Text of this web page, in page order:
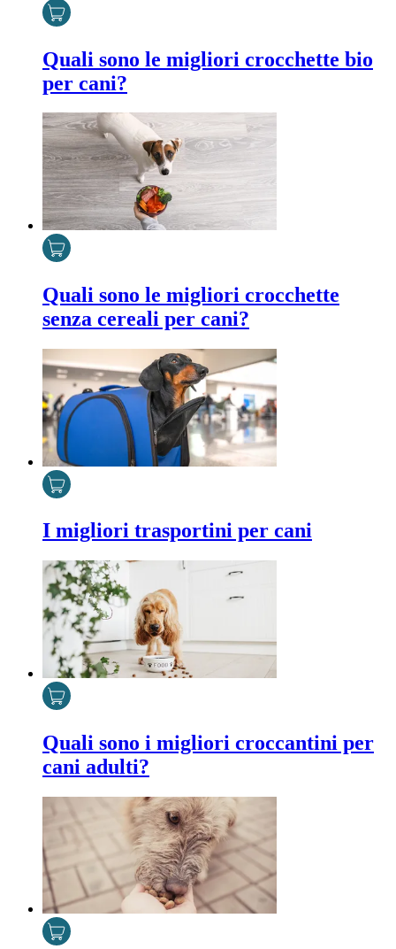
Quali sono le migliori crocchette bio
per cani?
Quali sono le migliori crocchette
senza cereali per cani?
I migliori trasportini per cani
Quali sono i migliori croccantini per
cani adulti?